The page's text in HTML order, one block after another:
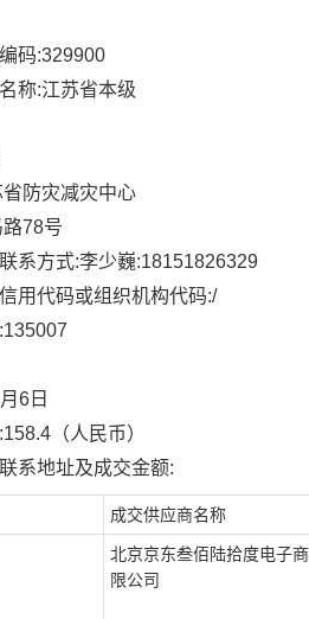
码:329900
称:江苏省本级
省防灾减灾中心
78号
系方式:李少巍:18151826329
用代码或组织机构代码:/
135007
6日
158.4 （人民币）
系地址及成交金额:
成交供应商名称
北京京东叁佰陆拾度电子
限公司